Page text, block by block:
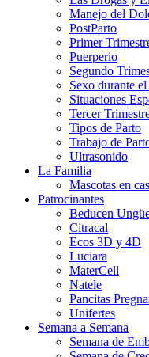
Manejo del
PostParto
Primer
Puerperio
Segundo
Sexo durante
Situaciones
Tercer
Tipos de Parto
Trabajo de
Ultrasonido
La Familia
Mascotas en
Patrocinantes
Beducen
Citracal
Ecos 3D y 4D
Luciara
MaterCell
Natele
Pancitas
Unifertes
Semana a Semana
Semana de